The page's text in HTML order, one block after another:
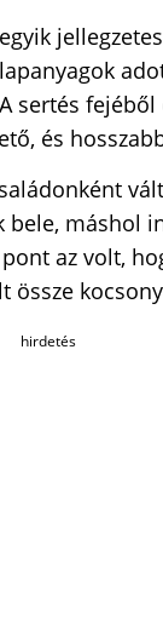
sertés
és
máshol
az volt,
hirdetés